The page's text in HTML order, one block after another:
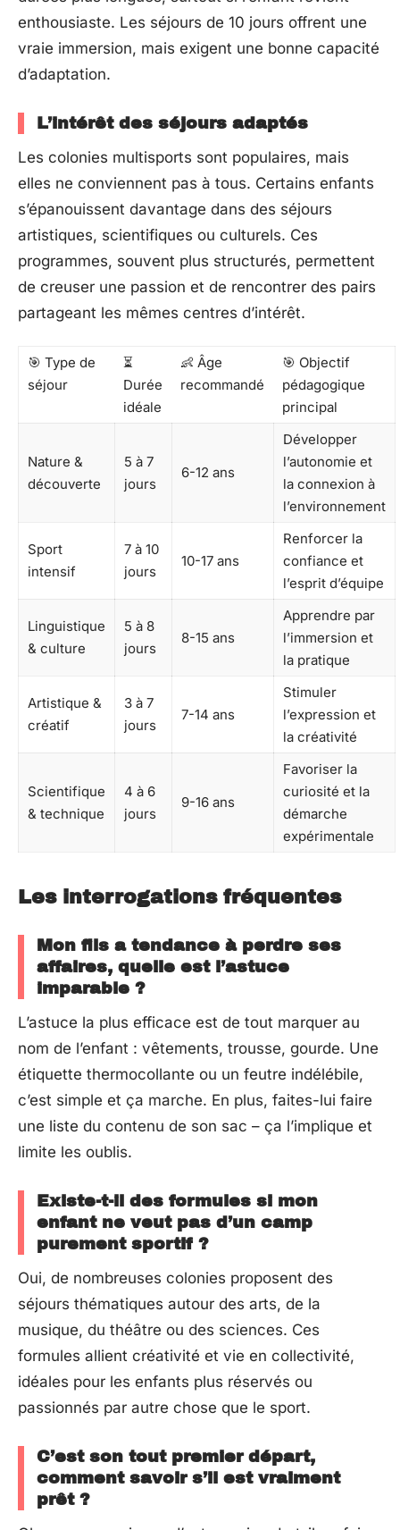
enthousiaste. Les séjours de 10 jours offrent une
vraie immersion, mais exigent une bonne capacité
d’adaptation.
L’intérêt des séjours adaptés
Les colonies multisports sont populaires, mais
elles ne conviennent pas à tous. Certains enfants
s’épanouissent davantage dans des séjours
artistiques, scientifiques ou culturels. Ces
programmes, souvent plus structurés, permettent
de creuser une passion et de rencontrer des pairs
partageant les mêmes centres d’intérêt.
🎯 Type de
séjour
⏳
Durée
idéale
👶 Âge
recommandé
🎯 Objectif
pédagogique
principal
Nature &
découverte
5 à 7
jours
6-12 ans
Développer
l’autonomie et
la connexion à
l’environnement
Sport
intensif
7 à 10
jours
10-17 ans
Renforcer la
confiance et
l’esprit d’équipe
Linguistique
& culture
5 à 8
jours
8-15 ans
Apprendre par
l’immersion et
la pratique
Artistique &
créatif
3 à 7
jours
7-14 ans
Stimuler
l’expression et
la créativité
Scientifique
& technique
4 à 6
jours
9-16 ans
Favoriser la
curiosité et la
démarche
expérimentale
Les interrogations fréquentes
Mon fils a tendance à perdre ses
affaires, quelle est l’astuce
imparable ?
L’astuce la plus efficace est de tout marquer au
nom de l’enfant : vêtements, trousse, gourde. Une
étiquette thermocollante ou un feutre indélébile,
c’est simple et ça marche. En plus, faites-lui faire
une liste du contenu de son sac – ça l’implique et
limite les oublis.
Existe-t-il des formules si mon
enfant ne veut pas d’un camp
purement sportif ?
Oui, de nombreuses colonies proposent des
séjours thématiques autour des arts, de la
musique, du théâtre ou des sciences. Ces
formules allient créativité et vie en collectivité,
idéales pour les enfants plus réservés ou
passionnés par autre chose que le sport.
C’est son tout premier départ,
comment savoir s’il est vraiment
prêt ?